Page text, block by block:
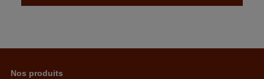
Nos produits